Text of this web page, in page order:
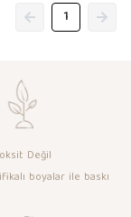
1
Değil
boyalar ile baskı